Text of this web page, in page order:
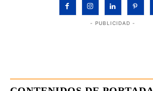
- PUBLICIDAD -